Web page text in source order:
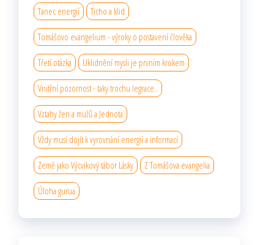
Tanec energií Ticho a klid
Tomášovo evangelium - výroky o postavení člověka
Třetí otázka Uklidnění mysli je prvním krokem
Vnitřní pozornost - taky trochu legrace..
Vztahy žen a mužů a Jednota
Vždy musí dojít k vyrovnání energií a informací
Země jako Výcvikový tábor Lásky Z Tomášova evangelia
Úloha gurua